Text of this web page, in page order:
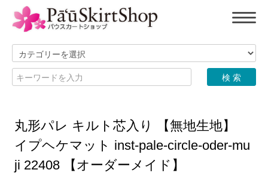
丸形パレ キルト芯入り 【無地生地】
イプヘケマット inst-pale-circle-oder-mu
ji 22408 【オーダーメイド】